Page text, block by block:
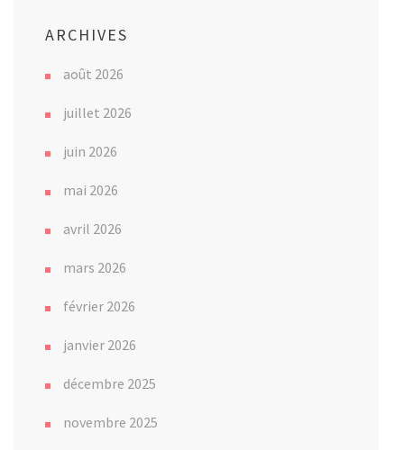
ARCHIVES
août 2026
juillet 2026
juin 2026
mai 2026
avril 2026
mars 2026
février 2026
janvier 2026
décembre 2025
novembre 2025